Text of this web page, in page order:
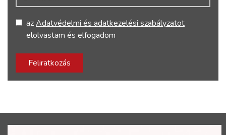
azAdatvédelmi és adatkezelési szabályzatot
elolvastam és elfogadom
Feliratkozás